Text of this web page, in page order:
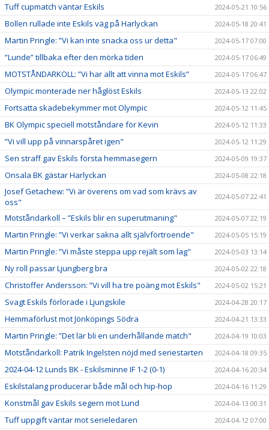
Tuff cupmatch väntar Eskils 2024-05-21 10:56
Bollen rullade inte Eskils väg på Harlyckan 2024-05-18 20:41
Martin Pringle: ”Vi kan inte snacka oss ur detta" 2024-05-17 07:00
”Lunde” tillbaka efter den mörka tiden 2024-05-17 06:49
MOTSTÅNDARKOLL: ”Vi har allt att vinna mot Eskils” 2024-05-17 06:47
Olympic monterade ner håglöst Eskils 2024-05-13 22:02
Fortsatta skadebekymmer mot Olympic 2024-05-12 11:45
BK Olympic speciell motståndare för Kevin 2024-05-12 11:33
”Vi vill upp på vinnarspåret igen" 2024-05-12 11:29
Sen straff gav Eskils första hemmasegern 2024-05-09 19:37
Onsala BK gästar Harlyckan 2024-05-08 22:18
Josef Getachew: ”Vi är överens om vad som krävs av
oss"
2024-05-07 22:41
Motståndarkoll – ”Eskils blir en superutmaning" 2024-05-07 22:19
Martin Pringle: ”Vi verkar sakna allt självförtroende" 2024-05-05 15:19
Martin Pringle: ”Vi måste steppa upp rejält som lag" 2024-05-03 13:14
Ny roll passar Ljungberg bra 2024-05-02 22:18
Christoffer Andersson: ”Vi vill ha tre poäng mot Eskils" 2024-05-02 15:21
Svagt Eskils förlorade i Ljungskile 2024-04-28 20:17
Hemmaförlust mot Jönköpings Södra 2024-04-21 13:33
Martin Pringle: ”Det lär bli en underhållande match" 2024-04-19 10:03
Motståndarkoll: Patrik Ingelsten nöjd med seriestarten 2024-04-18 09:35
2024-04-12 Lunds BK - Eskilsminne IF 1-2 (0-1) 2024-04-16 20:34
Eskilstalang producerar både mål och hip-hop 2024-04-16 11:29
Konstmål gav Eskils segern mot Lund 2024-04-13 00:31
Tuff uppgift väntar mot serieledaren 2024-04-12 07:00